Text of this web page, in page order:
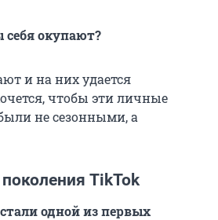
окупают?
и на них удается
чтобы эти личные
не сезонными, а
TikTok
одной из первых